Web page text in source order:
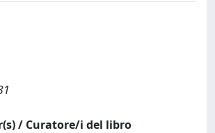
/ Curatore/i del libro